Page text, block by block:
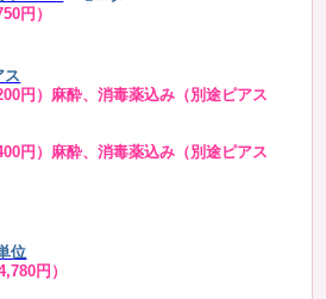
円）
ス
円）麻酔、消毒薬込み（別途ピアス
円）麻酔、消毒薬込み（別途ピアス
位
円）